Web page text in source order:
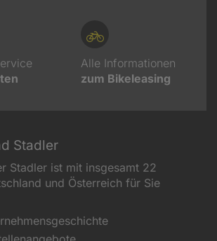
Alle Informationen
zum Bikeleasing
Stadler
Stadler ist mit insgesamt 22
und Österreich für Sie